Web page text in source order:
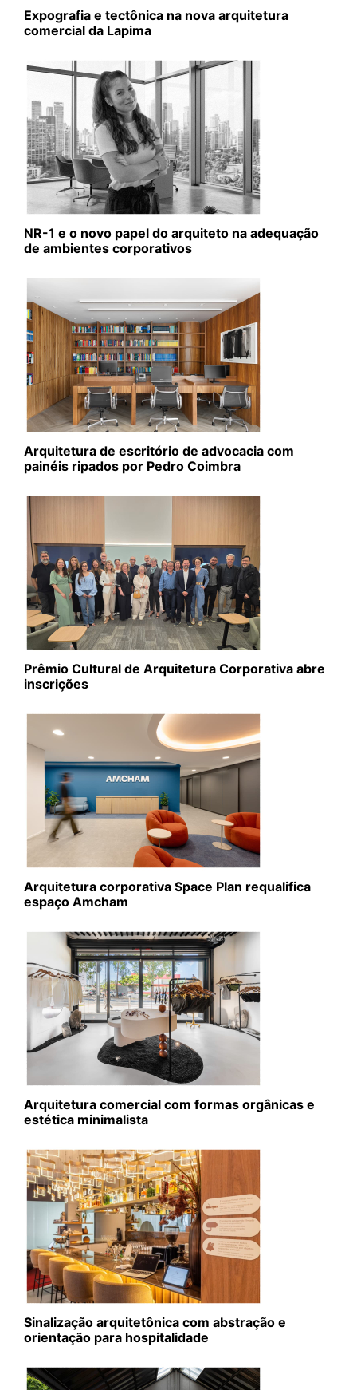
Expografia e tectônica na nova arquitetura
comercial da Lapima
NR-1 e o novo papel do arquiteto na adequação
de ambientes corporativos
Arquitetura de escritório de advocacia com
painéis ripados por Pedro Coimbra
Prêmio Cultural de Arquitetura Corporativa abre
inscrições
Arquitetura corporativa Space Plan requalifica
espaço Amcham
Arquitetura comercial com formas orgânicas e
estética minimalista
Sinalização arquitetônica com abstração e
orientação para hospitalidade